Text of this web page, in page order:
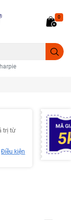
0
trị từ
Điều kiện